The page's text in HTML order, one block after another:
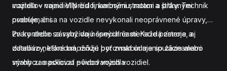
majiteľov vozidiel pred finančnými stratami a právnymi
problémami.
vozidla – najmä VIN číslo, karosériu, motor a štítky. Technik
overuje, či sa na vozidle nevykonali neoprávnené úpravy,
zvary alebo zásahy do nosných častí. Každá zmena, aj
zdanlivo neškodná, môže byť znakom manipulácie alebo
snahy zamaskovať pôvod vozidla.
Pri kontrole sa využívajú špeciálne meracie prístroje a
databázy, ktoré umožňujú porovnať údaje so záznamami
výrobcu a políciou evidovaných vozidiel.